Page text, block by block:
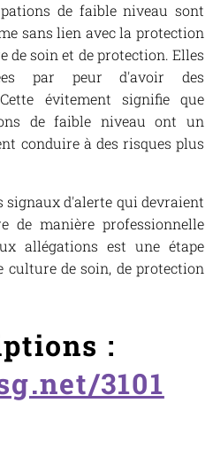
de faible niveau sont
sans lien avec la protection
de soin et de protection. Elles
par peur d'avoir des
évitement signifie que
de faible niveau ont un
conduire à des risques plus
signaux d'alerte qui devraient
de manière professionnelle
allégations est une étape
de soin, de protection
:
3101